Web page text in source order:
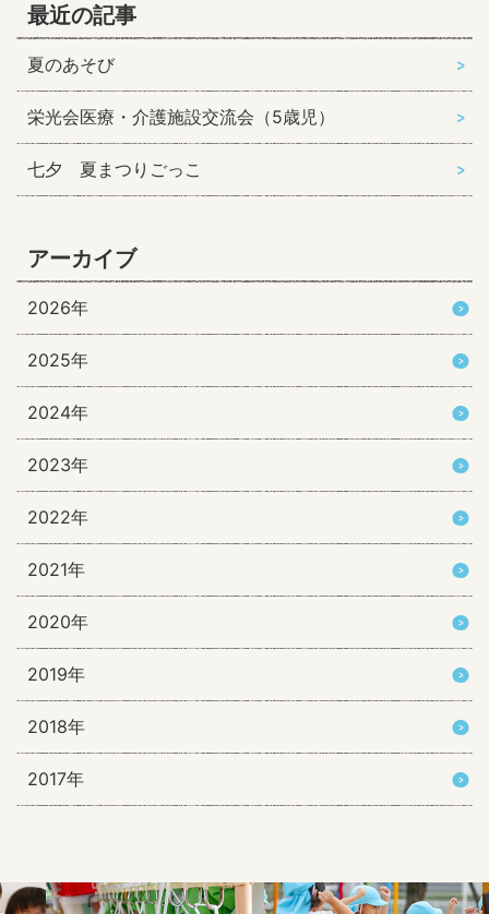
最近の記事
夏のあそび
栄光会医療・介護施設交流会（5歳児）
七夕 夏まつりごっこ
アーカイブ
2026年
2025年
2024年
2023年
2022年
2021年
2020年
2019年
2018年
2017年